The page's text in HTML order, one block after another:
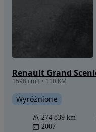
1598 cm3 • 110 KM
Wyróżnione
274 839 km
2007